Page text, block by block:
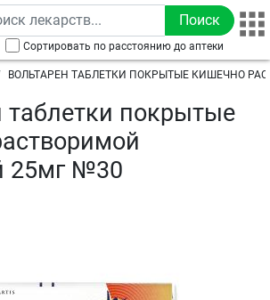
содержанию
Сортировать по расстоянию до аптеки
ВОЛЬТАРЕН ТАБЛЕТКИ ПОКРЫТЫЕ КИШЕЧНО
таблетки покрытые
25мг №30